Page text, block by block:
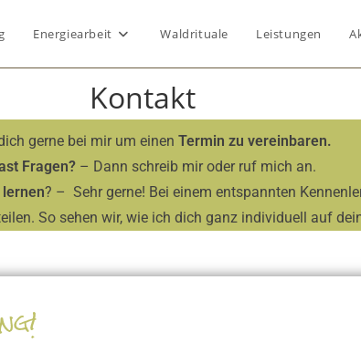
Energiearbeit Waldrituale Leistungen
Kontakt
gerne bei mir um einen Termin zu vereinbaren.
Fragen? – Dann schreib mir oder ruf mich an.
lernen? – Sehr gerne! Bei einem entspannten
So sehen wir, wie ich dich ganz individuell auf